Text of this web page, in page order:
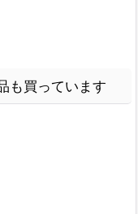
も買っています